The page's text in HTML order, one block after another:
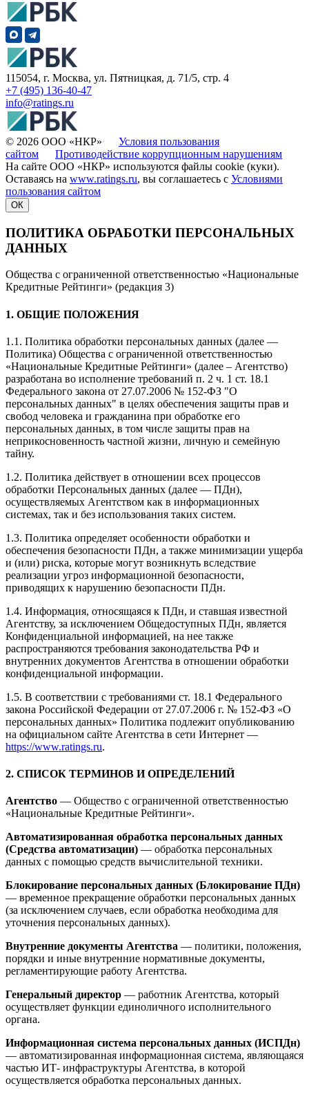
115054, г. Москва, ул. Пятницкая, д. 71/5, стр. 4
+7 (495) 136-40-47
info@ratings.ru
© 2026 ООО «НКР» Условия пользования
сайтом
Противодействие коррупционным нарушениям
На сайте ООО «НКР» используются файлы cookie (куки).
Оставаясь на www.ratings.ru, вы соглашаетесь с Условиями
пользования сайтом
ОК
ПОЛИТИКА ОБРАБОТКИ ПЕРСОНАЛЬНЫХ
ДАННЫХ
Общества с ограниченной ответственностью «Национальные
Кредитные Рейтинги» (редакция 3)
1. ОБЩИЕ ПОЛОЖЕНИЯ
1.1. Политика обработки персональных данных (далее —
Политика) Общества с ограниченной ответственностью
«Национальные Кредитные Рейтинги» (далее – Агентство)
разработана во исполнение требований п. 2 ч. 1 ст. 18.1
Федерального закона от 27.07.2006 № 152-ФЗ "О
персональных данных" в целях обеспечения защиты прав и
свобод человека и гражданина при обработке его
персональных данных, в том числе защиты прав на
неприкосновенность частной жизни, личную и семейную
тайну.
1.2. Политика действует в отношении всех процессов
обработки Персональных данных (далее — ПДн),
осуществляемых Агентством как в информационных
системах, так и без использования таких систем.
1.3. Политика определяет особенности обработки и
обеспечения безопасности ПДн, а также минимизации ущерба
и (или) риска, которые могут возникнуть вследствие
реализации угроз информационной безопасности,
приводящих к нарушению безопасности ПДн.
1.4. Информация, относящаяся к ПДн, и ставшая известной
Агентству, за исключением Общедоступных ПДн, является
Конфиденциальной информацией, на нее также
распространяются требования законодательства РФ и
внутренних документов Агентства в отношении обработки
конфиденциальной информации.
1.5. В соответствии с требованиями ст. 18.1 Федерального
закона Российской Федерации от 27.07.2006 г. № 152-ФЗ «О
персональных данных» Политика подлежит опубликованию
на официальном сайте Агентства в сети Интернет —
https://www.ratings.ru.
2. СПИСОК ТЕРМИНОВ И ОПРЕДЕЛЕНИЙ
Агентство — Общество с ограниченной ответственностью
«Национальные Кредитные Рейтинги».
Автоматизированная обработка персональных данных
(Средства автоматизации) — обработка персональных
данных с помощью средств вычислительной техники.
Блокирование персональных данных (Блокирование ПДн)
— временное прекращение обработки персональных данных
(за исключением случаев, если обработка необходима для
уточнения персональных данных).
Внутренние документы Агентства — политики, положения,
порядки и иные внутренние нормативные документы,
регламентирующие работу Агентства.
Генеральный директор — работник Агентства, который
осуществляет функции единоличного исполнительного
органа.
Информационная система персональных данных (ИСПДн)
— автоматизированная информационная система, являющаяся
частью ИТ- инфраструктуры Агентства, в которой
осуществляется обработка персональных данных.